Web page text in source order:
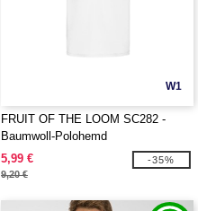
W1
FRUIT OF THE LOOM SC282 -
Baumwoll-Polohemd
5,99 €
9,20 €
-35%